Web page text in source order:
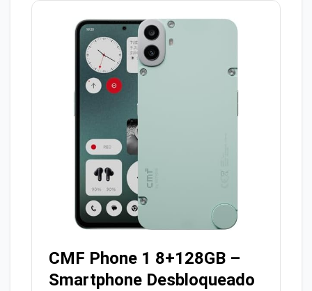
CMF Phone 1 8+128GB –
Smartphone Desbloqueado